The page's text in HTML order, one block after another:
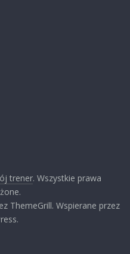
trener. Wszystkie prawa
ThemeGrill. Wspierane przez